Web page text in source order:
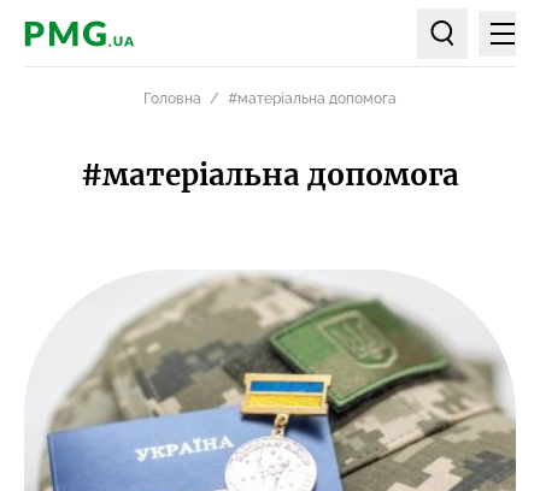
PMG.ua
Пошук по
Головна #матеріальна допомога
#матеріальна допомога